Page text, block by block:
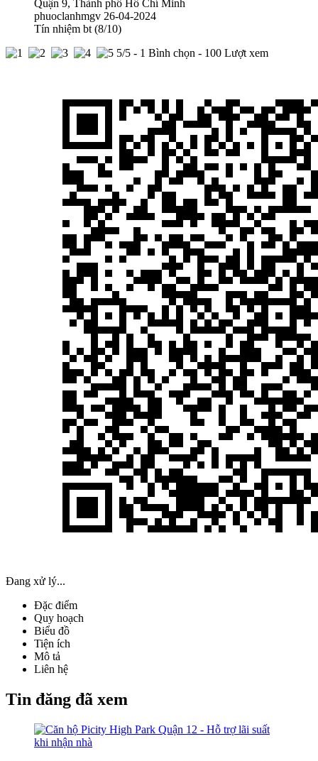
Quận 9, Thành phố Hồ Chí Minh
phuoclanhmgv 26-04-2024
Tín nhiệm bt (8/10)
5/5 - 1 Bình chọn - 100 Lượt xem
Đang xử lý...
Đặc điểm
Quy hoạch
Biểu đồ
Tiện ích
Mô tả
Liên hệ
Tin đăng đã xem